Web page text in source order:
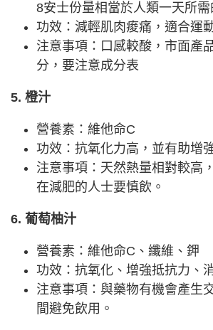
8安士份量相當於人類一天所
功效：減輕肌肉痠痛，適合運
注意事項：口感較酸，市面產
分，要注意成分表
5. 橙汁
營養素：維他命C
功效：抗氧化力高，並有助增
注意事項：天然熱量相對較高
在減肥的人士要慎飲。
6. 葡萄柚汁
營養素：維他命C、纖維、鉀
功效：抗氧化、增強抵抗力、
注意事項：與藥物有機會產生
間避免飲用。